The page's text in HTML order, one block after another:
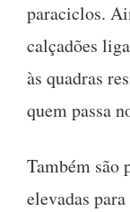
paraciclos.
calçadões
às quadras
quem passa
Também são
elevadas